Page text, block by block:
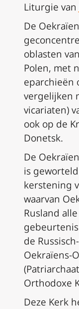
Liturgie van
De
oblasten
Polen, met
eparchieën
vergelijken
vicariaten)
ook op de
Donetsk.
De
is
kerstening
waarvan
Rusland
de
Oekraïens-
Orthodoxe
Deze Kerk